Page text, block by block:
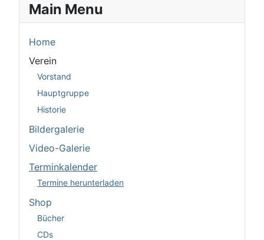
Main Menu
Home
Verein
Vorstand
Hauptgruppe
Historie
Bildergalerie
Video-Galerie
Terminkalender
Termine herunterladen
Shop
Bücher
CDs